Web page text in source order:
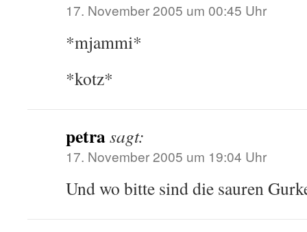
17. November 2005 um 00:45 Uhr
*mjammi*
*kotz*
petrasagt:
17. November 2005 um 19:04 Uhr
Und wo bitte sind die sauren